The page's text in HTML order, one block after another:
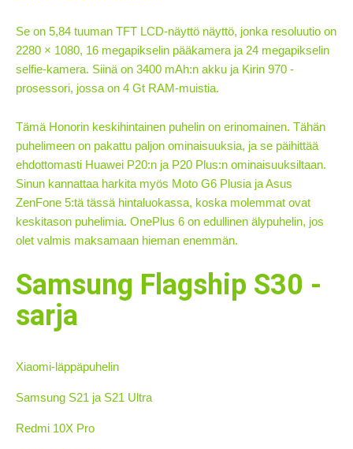
Se on 5,84 tuuman TFT LCD-näyttö näyttö, jonka resoluutio on
2280 × 1080, 16 megapikselin pääkamera ja 24 megapikselin
selfie-kamera. Siinä on 3400 mAh:n akku ja Kirin 970 -
prosessori, jossa on 4 Gt RAM-muistia.
Tämä Honorin keskihintainen puhelin on erinomainen. Tähän
puhelimeen on pakattu paljon ominaisuuksia, ja se päihittää
ehdottomasti Huawei P20:n ja P20 Plus:n ominaisuuksiltaan.
Sinun kannattaa harkita myös Moto G6 Plusia ja Asus
ZenFone 5:tä tässä hintaluokassa, koska molemmat ovat
keskitason puhelimia. OnePlus 6 on edullinen älypuhelin, jos
olet valmis maksamaan hieman enemmän.
Samsung Flagship S30 -
sarja
Xiaomi-läppäpuhelin
Samsung S21 ja S21 Ultra
Redmi 10X Pro